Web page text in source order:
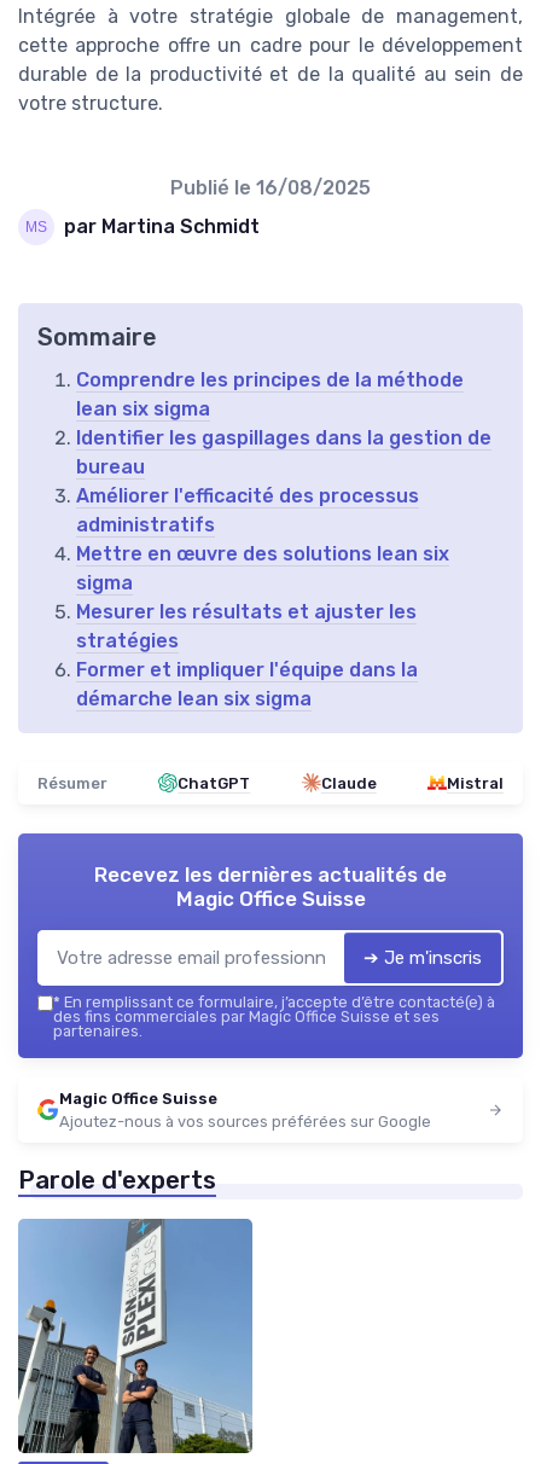
Intégrée à votre stratégie globale de management,
cette approche offre un cadre pour le développement
durable de la productivité et de la qualité au sein de
votre structure.
Publié le 16/08/2025
par Martina Schmidt
Sommaire
Comprendre les principes de la méthode
lean six sigma
Identifier les gaspillages dans la gestion de
bureau
Améliorer l'efficacité des processus
administratifs
Mettre en œuvre des solutions lean six
sigma
Mesurer les résultats et ajuster les
stratégies
Former et impliquer l'équipe dans la
démarche lean six sigma
Résumer ChatGPT Claude Mistral
Recevez les dernières actualités de
Magic Office Suisse
➔ Je m'inscris
* En remplissant ce formulaire, j’accepte d’être contacté(e) à
des fins commerciales par Magic Office Suisse et ses
partenaires.
Magic Office Suisse
Ajoutez-nous à vos sources préférées sur Google
Parole d'experts